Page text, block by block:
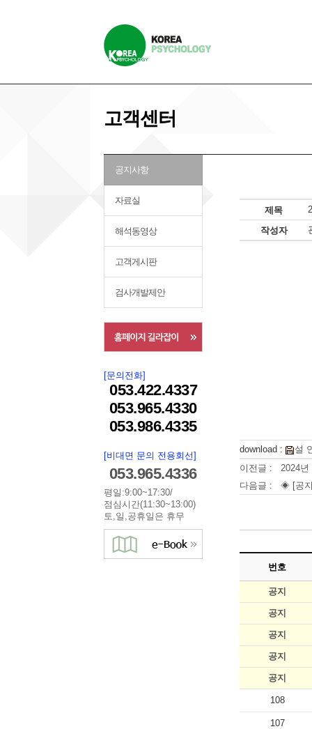
고객센터
공지사항
자료실
해석동영상
고객게시판
검사개발제안
[문의전화]
053.422.4337
053.965.4330
053.986.4335
[비대면 문의 전용회선]
053.965.4336
평일:9:00~17:30/
점심시간(11:30~13:00)
토,일,공휴일은 휴무
제목
작성자
download :
설
이전글 : 2024년
다음글 : ◈ [공
번호
공지
공지
공지
공지
공지
108
107